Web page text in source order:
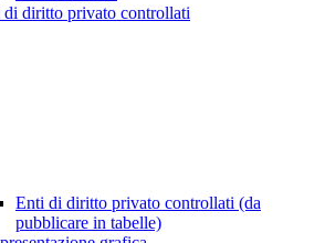
di diritto privato controllati
Enti di diritto privato controllati (da
pubblicare in tabelle)